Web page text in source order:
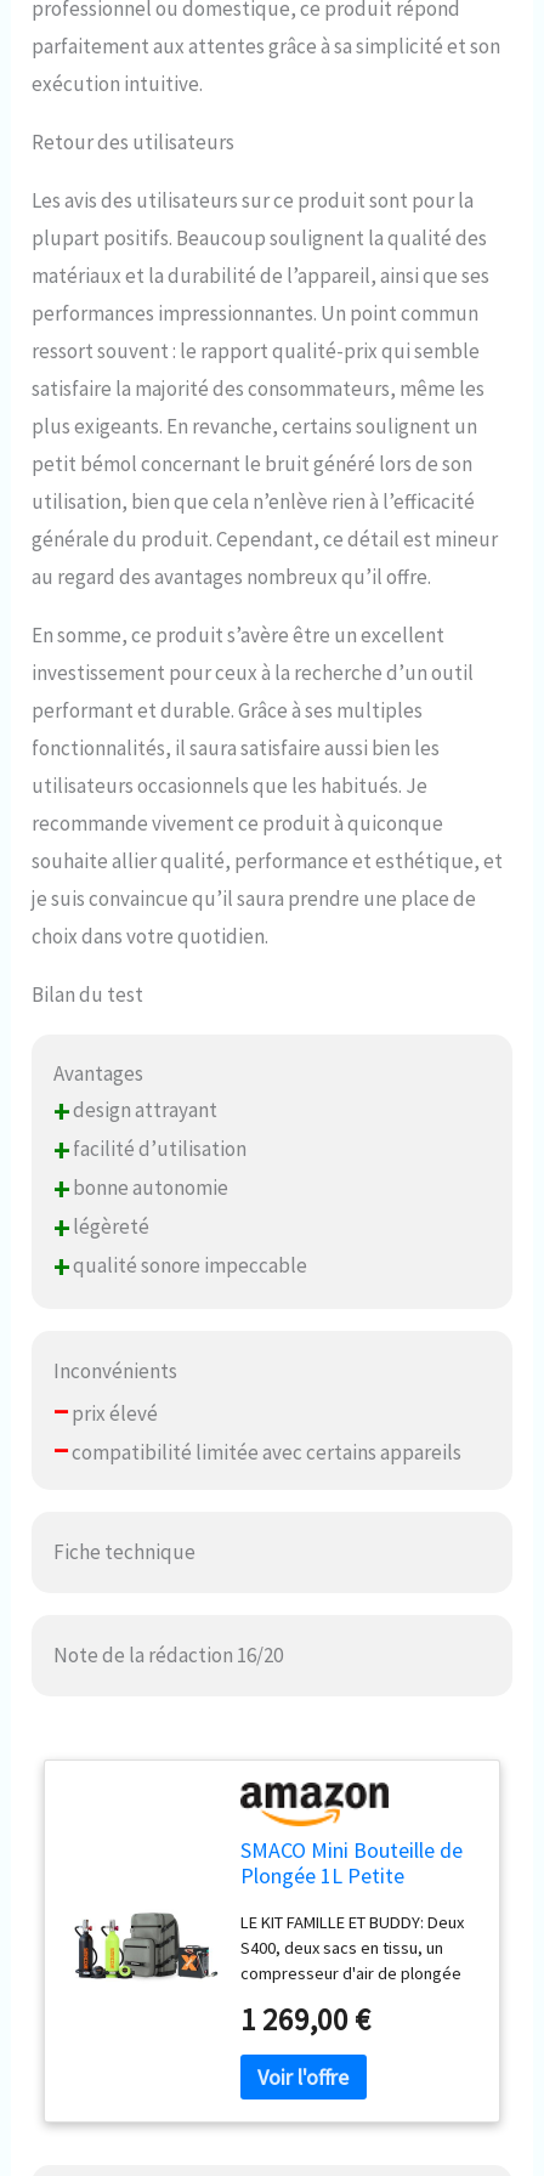
professionnel ou domestique, ce produit répond
parfaitement aux attentes grâce à sa simplicité et son
exécution intuitive.
Retour des utilisateurs
Les avis des utilisateurs sur ce produit sont pour la
plupart positifs. Beaucoup soulignent la qualité des
matériaux et la durabilité de l’appareil, ainsi que ses
performances impressionnantes. Un point commun
ressort souvent : le rapport qualité-prix qui semble
satisfaire la majorité des consommateurs, même les
plus exigeants. En revanche, certains soulignent un
petit bémol concernant le bruit généré lors de son
utilisation, bien que cela n’enlève rien à l’efficacité
générale du produit. Cependant, ce détail est mineur
au regard des avantages nombreux qu’il offre.
En somme, ce produit s’avère être un excellent
investissement pour ceux à la recherche d’un outil
performant et durable. Grâce à ses multiples
fonctionnalités, il saura satisfaire aussi bien les
utilisateurs occasionnels que les habitués. Je
recommande vivement ce produit à quiconque
souhaite allier qualité, performance et esthétique, et
je suis convaincue qu’il saura prendre une place de
choix dans votre quotidien.
Bilan du test
Avantages
+design attrayant
+facilité d’utilisation
+bonne autonomie
+légèreté
+qualité sonore impeccable
Inconvénients
–prix élevé
–compatibilité limitée avec certains appareils
Fiche technique
Note de la rédaction 16/20
SMACO Mini Bouteille de
Plongée 1L Petite
Pièces) Rechargeable
Mini Bouteille d'oxygène
sous Marine pour Respirer
sous l'eau Nettoyage du
Bateau S400
LE KIT FAMILLE ET BUDDY: Deux
S400, deux sacs en tissu, un
compresseur d'air de plongée
kit de réservoir de plongée
permet de trouver facilement la
vie marine sous l'eau avec vos
amis et votre famille pour des
vacances merveilleuses
1 269,00 €